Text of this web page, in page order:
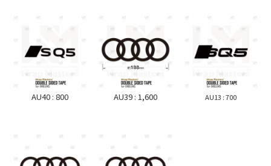
AU40 : 800 AU39 : 1,600 AU13 : 700